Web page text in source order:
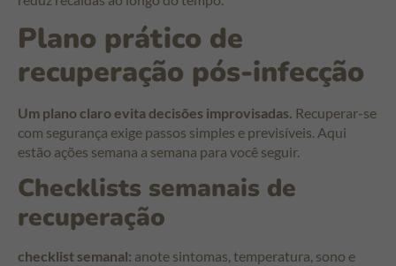
Plano prático de
recuperação pós-infecção
Um plano claro evita decisões improvisadas. Recuperar-se
com segurança exige passos simples e previsíveis. Aqui
estão ações semana a semana para você seguir.
Checklists semanais de
recuperação
checklist semanal: anote sintomas, temperatura, sono e